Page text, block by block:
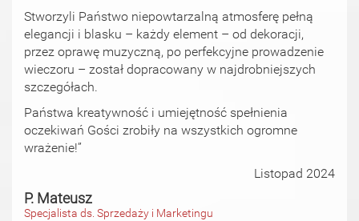
Stworzyli Państwo niepowtarzalną atmosferę pełną
elegancji i blasku – każdy element – od dekoracji,
przez oprawę muzyczną, po perfekcyjne prowadzenie
wieczoru – został dopracowany w najdrobniejszych
szczegółach.
Państwa kreatywność i umiejętność spełnienia
oczekiwań Gości zrobiły na wszystkich ogromne
wrażenie!”
Listopad 2024
P. Mateusz
Specjalista ds. Sprzedaży i Marketingu